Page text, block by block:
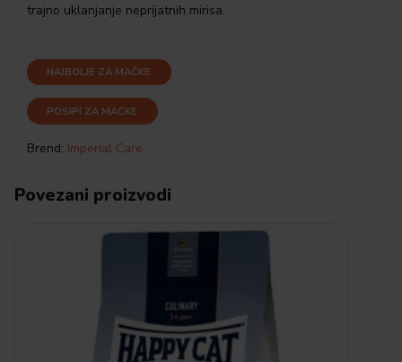
trajno uklanjanje neprijatnih mirisa.
NAJBOLJE ZA MAČKE
POSIPI ZA MACKE
Brend: Imperial Care
Povezani proizvodi